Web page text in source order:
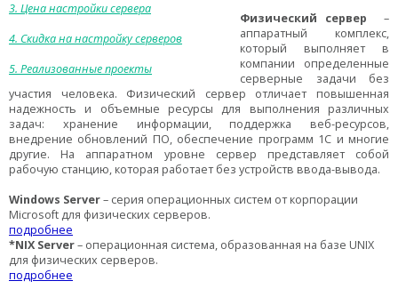
3. Цена настройки сервера
4. Скидка на настройку серверов
5. Реализованные проекты
Физический сервер –
аппаратный комплекс,
который выполняет в
компании определенные
серверные задачи без
участия человека. Физический сервер отличает повышенная
надежность и объемные ресурсы для выполнения различных
задач: хранение информации, поддержка веб-ресурсов,
внедрение обновлений ПО, обеспечение программ 1С и многие
другие. На аппаратном уровне сервер представляет собой
рабочую станцию, которая работает без устройств ввода-вывода.
Windows Server– серия операционных систем от корпорации
Microsoft для физических серверов.
подробнее
*NIX Server– операционная система, образованная на базе UNIX
для физических серверов.
подробнее